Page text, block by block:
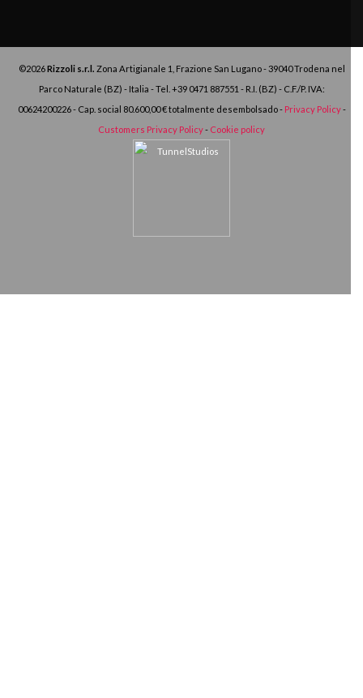
©2026Rizzoli s.r.l. Zona Artigianale 1, Frazione San Lugano - 39040 Trodena nel
Parco Naturale (BZ) - Italia - Tel. +39 0471 887551 - R.I. (BZ) - C.F./P. IVA:
00624200226 - Cap. social 80.600,00 € totalmente desembolsado - Privacy Policy-
Customers Privacy Policy- Cookie policy